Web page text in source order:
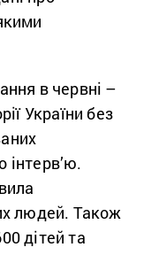
в червні –
України без
інтерв’ю.
людей. Також
дітей та